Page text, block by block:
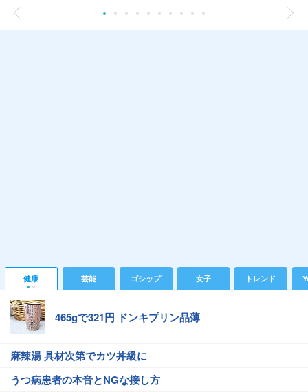
健康 芸能 ゴシップ 女子 トレンド
465gで321円 ドンキプリン品薄
麻辣湯 具材次第でカツ丼級に
うつ病患者の本音とNGな接し方